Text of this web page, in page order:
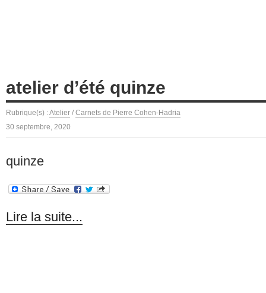
atelier d’été quinze
Rubrique(s) :Atelier / Carnets de Pierre Cohen-Hadria
30 septembre, 2020
quinze
Lire la suite...